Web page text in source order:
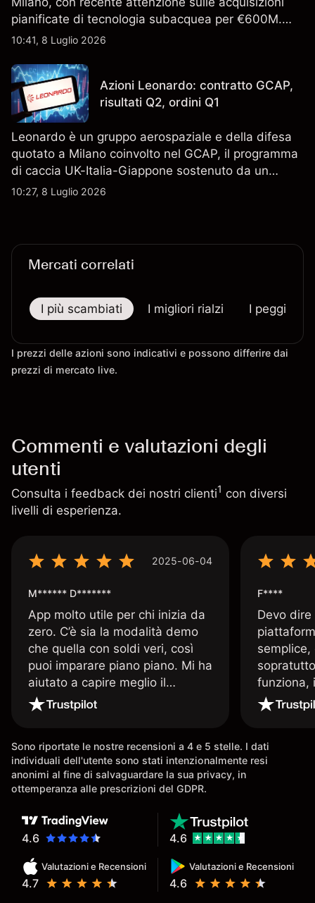
pianificate di tecnologia subacquea per €600M.
Scopri i target di prezzo FCT di terze parti e l'analisi
indicatore affidabile dei risultati futuri.
10:41, 8 Luglio 2026
Azioni Leonardo: contratto GCAP,
risultati Q2, ordini Q1
Leonardo è un gruppo aerospaziale e della difesa
quotato a Milano coinvolto nel GCAP, il programma
di caccia UK-Italia-Giappone sostenuto da un
contratto da 4,6 miliardi di sterline. I risultati
10:27, 8 Luglio 2026
Mercati correlati
I più scambiati I migliori rialzi I peggiori
I prezzi delle azioni sono indicativi e possono differire dai
prezzi di mercato live.
Commenti e valutazioni degli
utenti
Consulta i feedback dei nostri clienti1 con diversi
livelli di esperienza.
2025-06-04
M****** D*******
App molto utile per chi inizia da
zero. C’è sia la modalità demo
che quella con soldi veri, così
puoi imparare piano piano. Mi ha
aiutato a capire meglio il
trading. La consiglio a chi parte
senza esperienza.
F****
Devo
funziona,
Davide e'
spiega
Sono riportate le nostre recensioni a 4 e 5 stelle. I dati
individuali dell'utente sono stati intenzionalmente resi
anonimi al fine di salvaguardare la sua privacy, in
ottemperanza alle prescrizioni del GDPR.
4.6
Valutazioni e Recensioni
4.7
Valutazioni e Recensioni
4.6
4.6